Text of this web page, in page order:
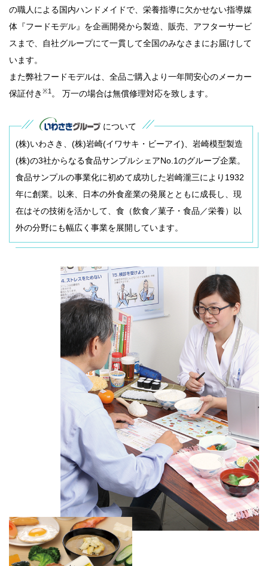
の職人による国内ハンドメイドで、栄養指導に欠かせない指導媒
体『フードモデル』を企画開発から製造、販売、アフターサービ
スまで、自社グループにて一貫して全国のみなさまにお届けして
います。
また弊社フードモデルは、全品ご購入より一年間安心のメーカー
保証付き ※1 。 万一の場合は無償修理対応を致します。
について
(株)いわさき、(株)岩崎(イワサキ・ビーアイ)、岩崎模型製造
(株)の3社からなる食品サンプルシェアNo.1のグループ企業。
食品サンプルの事業化に初めて成功した岩崎瀧三により1932
年に創業。以来、日本の外食産業の発展とともに成長し、現
在はその技術を活かして、食（飲食／菓子・食品／栄養）以
外の分野にも幅広く事業を展開しています。